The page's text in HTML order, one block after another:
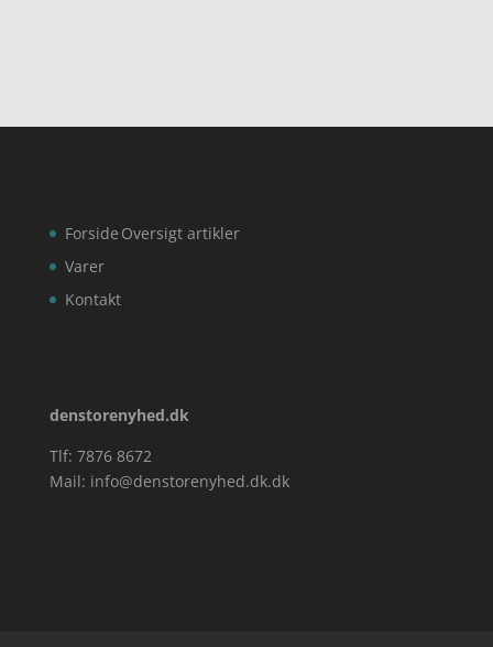
Forside
Varer
Kontakt
Oversigt artikler
denstorenyhed.dk
Tlf: 7876 8672
Mail: info@denstorenyhed.dk.dk